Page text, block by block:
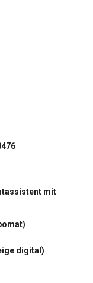
Paket
mit
digital)